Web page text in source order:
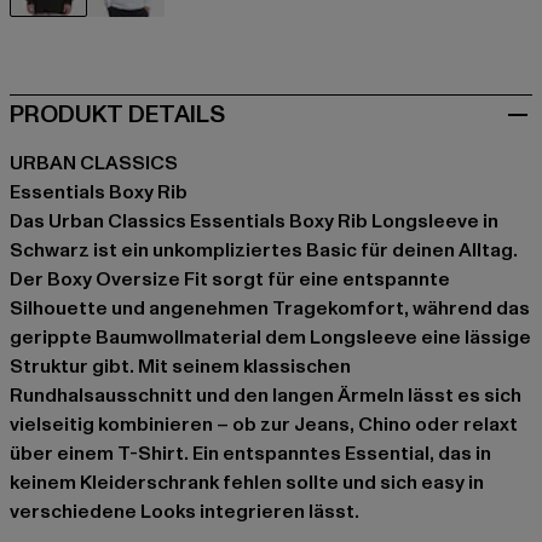
PRODUKT DETAILS
URBAN CLASSICS
Essentials Boxy Rib
Das Urban Classics Essentials Boxy Rib Longsleeve in
Schwarz ist ein unkompliziertes Basic für deinen Alltag.
Der Boxy Oversize Fit sorgt für eine entspannte
Silhouette und angenehmen Tragekomfort, während das
gerippte Baumwollmaterial dem Longsleeve eine lässige
Struktur gibt. Mit seinem klassischen
Rundhalsausschnitt und den langen Ärmeln lässt es sich
vielseitig kombinieren – ob zur Jeans, Chino oder relaxt
über einem T-Shirt. Ein entspanntes Essential, das in
keinem Kleiderschrank fehlen sollte und sich easy in
verschiedene Looks integrieren lässt.